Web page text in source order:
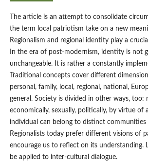
The article is an attempt to consolidate
the term local patriotism take on a new
Regionalism and regional identity play a
In the era of post-modernism, identity is not
unchangeable. It is rather a constantly
Traditional concepts cover different
personal, family, local, regional, national,
general. Society is divided in other ways, too:
economically, sexually, politically, by virtue of
individual can belong to distinct communities
Regionalists today prefer different visions of
encourage us to reflect on its understanding.
be applied to inter-cultural dialogue.